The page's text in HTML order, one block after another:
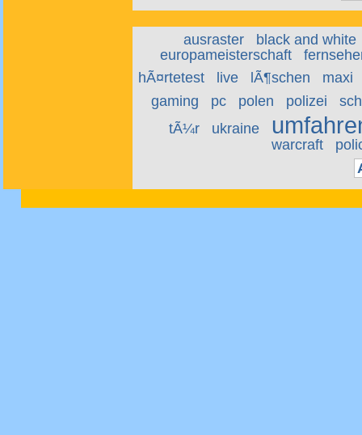
ausraster
black and white
europameisterschaft
hÃ¤rtetest
live lÃ¶schen
maxi
gaming
pc polen polizei
tÃ¼r
ukraine
warcraft